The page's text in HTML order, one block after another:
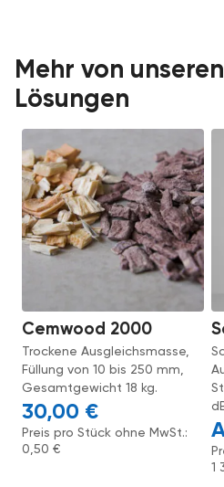
Mehr von
Lösungen
Cemwood 2000
Trockene Ausgleichsmasse,
Füllung von 10 bis 250 mm,
Gesamtgewicht 18 kg.
30,00 €
Preis pro Stück ohne MwSt.:
0,50€
1